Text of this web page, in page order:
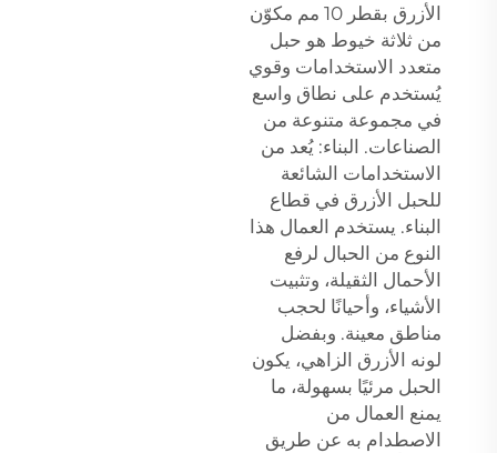
الأزرق بقطر 10 مم مكوّن
من ثلاثة خيوط هو حبل
متعدد الاستخدامات وقوي
يُستخدم على نطاق واسع
في مجموعة متنوعة من
الصناعات. البناء: يُعد من
الاستخدامات الشائعة
للحبل الأزرق في قطاع
البناء. يستخدم العمال هذا
النوع من الحبال لرفع
الأحمال الثقيلة، وتثبيت
الأشياء، وأحيانًا لحجب
مناطق معينة. وبفضل
لونه الأزرق الزاهي، يكون
الحبل مرئيًا بسهولة، ما
يمنع العمال من
الاصطدام به عن طريق